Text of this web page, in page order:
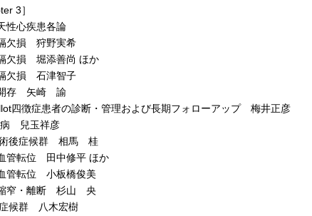
3］
性心疾患各論
欠損 狩野実希
欠損 堀添善尚 ほか
欠損 石津智子
存 矢崎 諭
四徴症患者の診断・管理および長期フォローアップ 梅井正彦
病 兒玉祥彦
後症候群 相馬 桂
管転位 田中修平 ほか
管転位 小板橋俊美
窄・離断 杉山 央
候群 八木宏樹